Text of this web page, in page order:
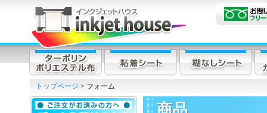
トップページ > フォーム